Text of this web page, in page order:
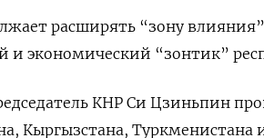
расширять “зону
и экономический “зонтик”
КНР Си Цзиньпин
Кыргызстана, Туркменистана